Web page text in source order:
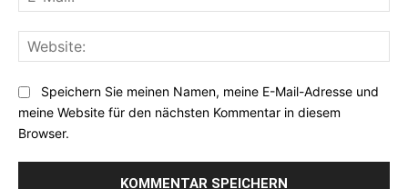
Speichern Sie meinen Namen, meine E-Mail-Adresse und
meine Website für den nächsten Kommentar in diesem
Browser.